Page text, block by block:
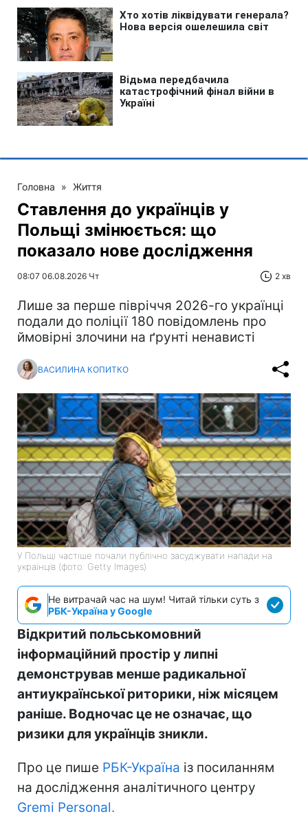
Головна » Життя
Ставлення до українців у
Польщі змінюється: що
показало нове дослідження
08:07 06.08.2026 Чт 2 хв
Лише за перше півріччя 2026-го українці
подали до поліції 180 повідомлень про
ймовірні злочини на ґрунті ненависті
ВАСИЛИНА КОПИТКО
У Польщі частіше почали публічно засуджувати напади на
українців (фото: Getty Images)
Не витрачай час на шум! Читай тільки суть з
РБК-Україна у Google
Відкритий польськомовний
інформаційний простір у липні
демонстрував менше радикальної
антиукраїнської риторики, ніж місяцем
раніше. Водночас це не означає, що
ризики для українців зникли.
Про це пише РБК-Україна із посиланням
на дослідження аналітичного центру
Gremi Personal.